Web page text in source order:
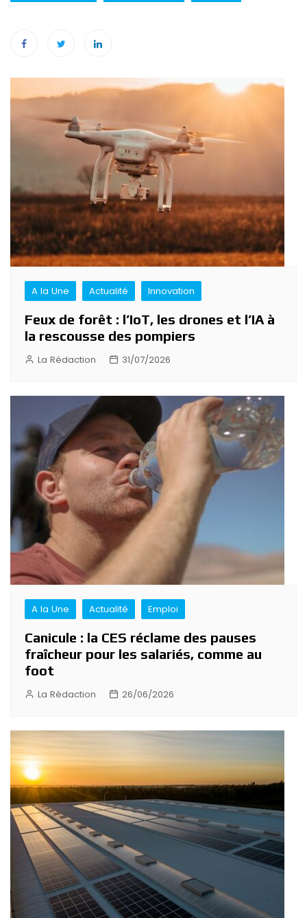
Navigation
de
l’article
A la Une Actualité Innovation
Feux de forêt : l’IoT, les drones et l’IA à
la rescousse des pompiers
La Rédaction 31/07/2026
A la Une Actualité Emploi
Canicule : la CES réclame des pauses
fraîcheur pour les salariés, comme au
foot
La Rédaction 26/06/2026